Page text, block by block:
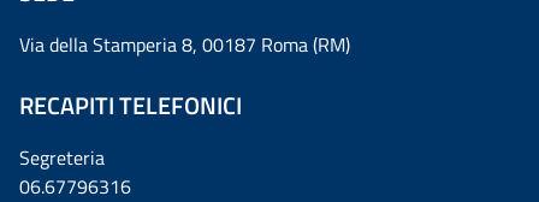
Via della Stamperia 8, 00187 Roma (RM)
RECAPITI TELEFONICI
Segreteria
06.67796316